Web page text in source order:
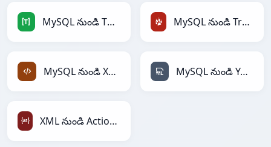
MySQL నుండి TOML MySQL నుండి TracWiki
MySQL నుండి XML MySQL నుండి YAML
XML నుండి ActionScript